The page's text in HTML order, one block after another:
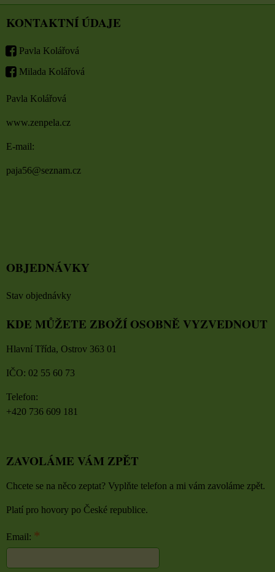
KONTAKTNÍ ÚDAJE
Pavla Kolářová
Milada Kolářová
Pavla Kolářová
www.zenpela.cz
E-mail:
paja56@seznam.cz
OBJEDNÁVKY
Stav objednávky
KDE MŮŽETE ZBOŽÍ OSOBNĚ VYZVEDNOUT
Hlavní Třída, Ostrov 363 01
IČO: 02 55 60 73
Telefon:
+420 736 609 181
ZAVOLÁME VÁM ZPĚT
Chcete se na něco zeptat? Vyplňte telefon a mi vám zavoláme zpět.
Platí pro hovory po České republice.
Email: *